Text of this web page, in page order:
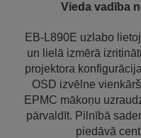
Vieda vadība
EB-L890E uzlabo
un lielā izmērā
projektora
OSD izvēlne
EPMC mākoņu
pārvaldīt. Pilnībā
piedāvā